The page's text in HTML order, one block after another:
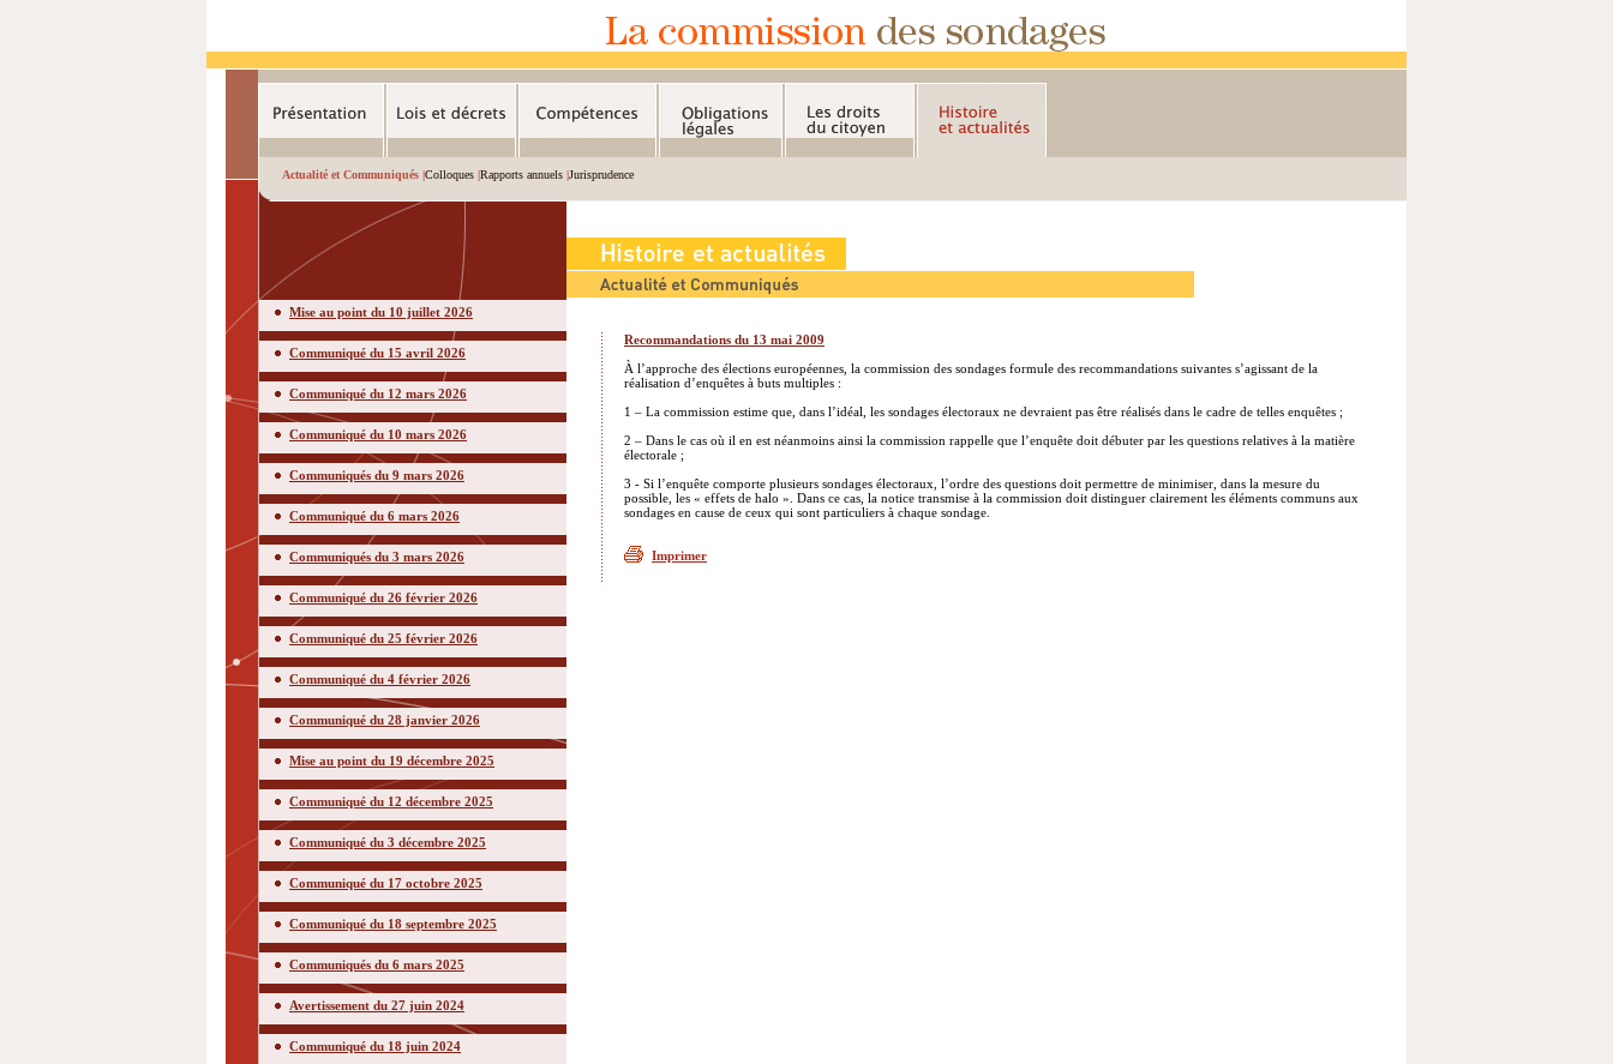
Actualité et Communiqués |Colloques |Rapports annuels |Jurisprudence
Mise au point du 10 juillet 2026
Communiqué du 15 avril 2026
Communiqué du 12 mars 2026
Communiqué du 10 mars 2026
Communiqués du 9 mars 2026
Communiqué du 6 mars 2026
Communiqués du 3 mars 2026
Communiqué du 26 février 2026
Communiqué du 25 février 2026
Communiqué du 4 février 2026
Communiqué du 28 janvier 2026
Mise au point du 19 décembre 2025
Communiqué du 12 décembre 2025
Communiqué du 3 décembre 2025
Communiqué du 17 octobre 2025
Communiqué du 18 septembre 2025
Communiqués du 6 mars 2025
Avertissement du 27 juin 2024
Communiqué du 18 juin 2024
Recommandations du 13 mai 2009
À l’approche des élections européennes, la commission des sondages formule des recommandations suivantes s’agissant de la
réalisation d’enquêtes à buts multiples :
1 – La commission estime que, dans l’idéal, les sondages électoraux ne devraient pas être réalisés dans le cadre de telles enquêtes ;
2 – Dans le cas où il en est néanmoins ainsi la commission rappelle que l’enquête doit débuter par les questions relatives à la matière
électorale ;
3 - Si l’enquête comporte plusieurs sondages électoraux, l’ordre des questions doit permettre de minimiser, dans la mesure du
possible, les « effets de halo ». Dans ce cas, la notice transmise à la commission doit distinguer clairement les éléments communs aux
sondages en cause de ceux qui sont particuliers à chaque sondage.
Imprimer